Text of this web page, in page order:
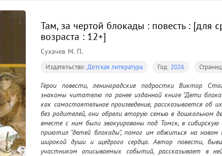
Там, за чертой блокады : повесть : [для
возраста : 12+]
Сухачев М. П.
Издательство: Детская литература Год: 2026
Герои повести, ленинградские подростки Виктор
знакомы читателю по ранее изданной книге "Дети
как самостоятельное произведение, рассказывается об
без родителей, они обрели вторую семью в дошкольном
вместе с ним были эвакуированы под Томск, в
приютил "детей блокады", помог им обжиться на новом
широкой души и щедрого сердца. Автор повести,
участником описываемых событий, рассказывает в